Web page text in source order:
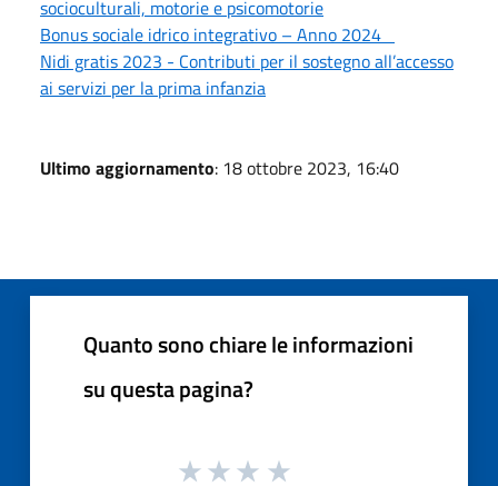
socioculturali, motorie e psicomotorie
Bonus sociale idrico integrativo – Anno 2024
Nidi gratis 2023 - Contributi per il sostegno all’accesso
ai servizi per la prima infanzia
Ultimo aggiornamento: 18 ottobre 2023, 16:40
Quanto sono chiare le informazioni
su questa pagina?